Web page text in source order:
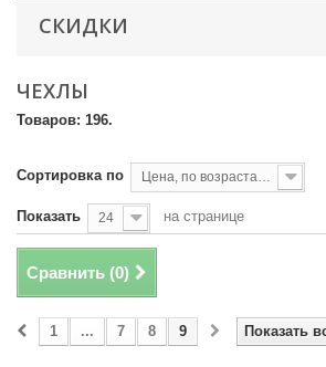
СКИДКИ
ЧЕХЛЫ
Товаров: 196.
Сортировка по Цена, по возрастанию
Показать 24 на странице
Сравнить (0)
Показать
1 ... 7 8 9